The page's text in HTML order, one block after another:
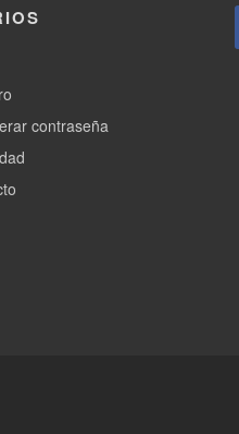
contraseña